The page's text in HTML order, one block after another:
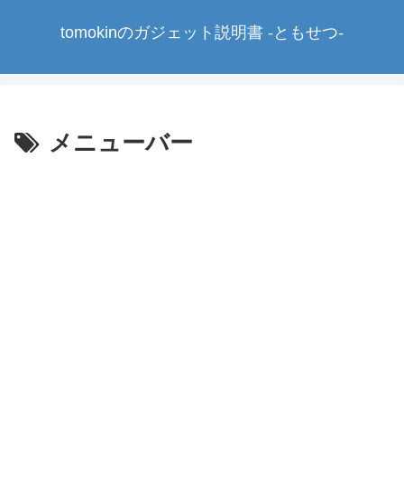
tomokinのガジェット説明書 -ともせつ-
メニューバー